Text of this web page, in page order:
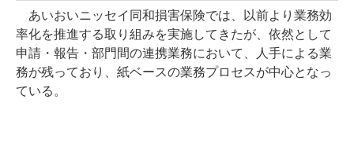
あいおいニッセイ同和損害保険では、以前より業務効
率化を推進する取り組みを実施してきたが、依然として
申請・報告・部門間の連携業務において、人手による業
務が残っており、紙ベースの業務プロセスが中心となっ
ている。